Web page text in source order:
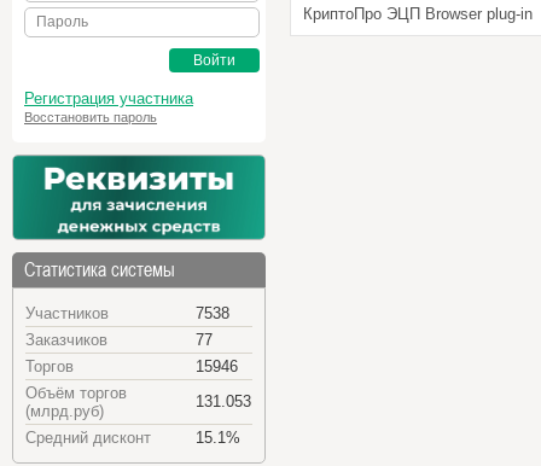
Пароль
Войти
Регистрация участника
Восстановить пароль
Статистика системы
Участников
7538
Заказчиков
77
Торгов
15946
Объём торгов
(млрд.руб)
131.053
Средний дисконт
15.1%
КриптоПро ЭЦП Browser plug-in